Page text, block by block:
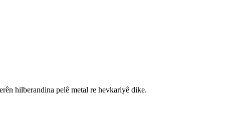
hilberandina pelê metal re hevkariyê dike.